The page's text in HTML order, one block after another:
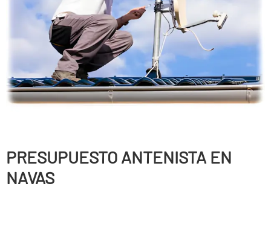
PRESUPUESTO ANTENISTA EN
NAVAS